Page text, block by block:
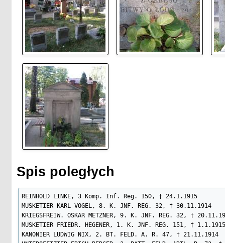
Spis poległych
REINHOLD LINKE, 3 Komp. Inf. Reg. 150, † 24.1.1915
MUSKETIER KARL VOGEL, 8. K. JNF. REG. 32, † 30.11.1914
KRIEGSFREIW. OSKAR METZNER, 9. K. JNF. REG. 32, †
MUSKETIER FRIEDR. HEGENER, 1. K. JNF. REG. 151, † 1.1.1915
KANONIER LUDWIG NIX, 2. BT. FELD. A. R. 47, † 21.11.1914